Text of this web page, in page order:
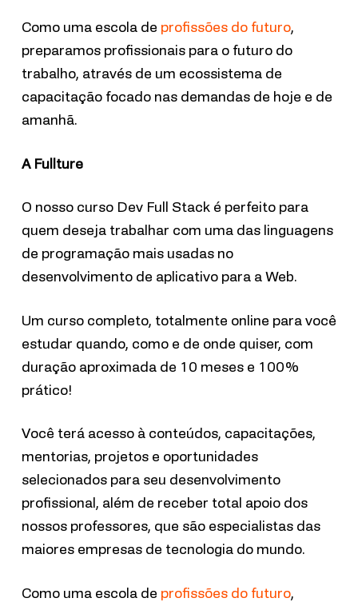
Como uma escola de profissões do futuro,
preparamos profissionais para o futuro do
trabalho, através de um ecossistema de
capacitação focado nas demandas de hoje e de
amanhã.
A Fullture
O nosso curso Dev Full Stack é perfeito para
quem deseja trabalhar com uma das linguagens
de programação mais usadas no
desenvolvimento de aplicativo para a Web.
Um curso completo, totalmente online para você
estudar quando, como e de onde quiser, com
duração aproximada de 10 meses e 100%
prático!
Você terá acesso à conteúdos, capacitações,
mentorias, projetos e oportunidades
selecionados para seu desenvolvimento
profissional, além de receber total apoio dos
nossos professores, que são especialistas das
maiores empresas de tecnologia do mundo.
Como uma escola de profissões do futuro,